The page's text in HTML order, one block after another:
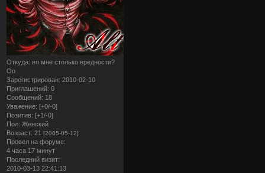
Откуда: во мне столько вредности?
Оо
Зарегистрирован: 2010-02-10
Приглашений: 0
Сообщений: 18
Уважение: [+0/-0]
Позитив: [+1/-0]
Пол: Женский
Возраст: 21 [2005-05-12]
Провел на форуме:
4 часа 17 минут
Последний визит:
2010-03-13 22:41:13